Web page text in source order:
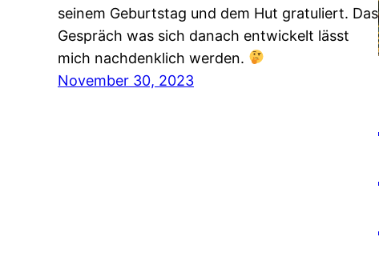
seinem Geburtstag und dem Hut gratuliert. Das
Gespräch was sich danach entwickelt lässt
mich nachdenklich werden.
November 30, 2023